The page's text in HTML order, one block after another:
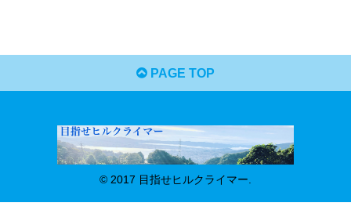
PAGE TOP
© 2017 目指せヒルクライマー.